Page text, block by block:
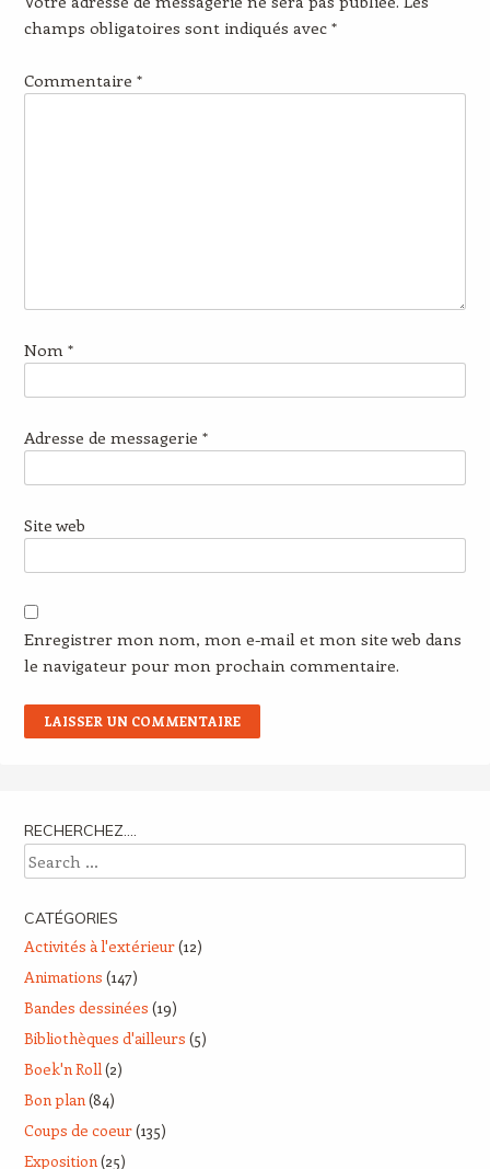
champs obligatoires sont indiqués avec *
Commentaire *
Nom *
Adresse de messagerie *
Site web
Enregistrer mon nom, mon e-mail et mon site web dans
le navigateur pour mon prochain commentaire.
RECHERCHEZ….
Search
CATÉGORIES
Activités à l'extérieur(12)
Animations (147)
Bandes dessinées (19)
Bibliothèques d'ailleurs (5)
Boek'n Roll(2)
Bon plan(84)
Coups de coeur(135)
Exposition(25)